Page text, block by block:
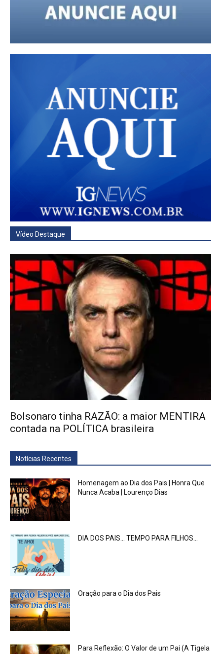
Vídeo Destaque
Bolsonaro tinha RAZÃO: a maior MENTIRA
contada na POLÍTICA brasileira
Notícias Recentes
Homenagem ao Dia dos Pais | Honra Que
Nunca Acaba | Lourenço Dias
DIA DOS PAIS… TEMPO PARA FILHOS…
Oração para o Dia dos Pais
Para Reflexão: O Valor de um Pai (A Tigela